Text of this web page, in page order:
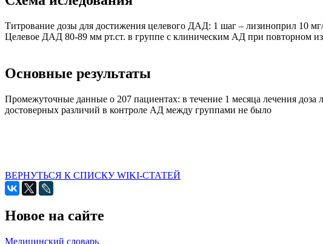
Титрование дозы для достижения целевого ДАД: 1 шаг – лизиноприл 10
Целевое ДАД 80-89 мм рт.ст. в группе с клиническим АД при повторном
Основные результаты
Промежуточные данные о 207 пациентах: в течение 1 месяца лечения
достоверных различий в контроле АД между группами не было
ВЕРНУТЬСЯ К СПИСКУ WIKI-СТАТЕЙ
Новое на сайте
Медицинский словарь